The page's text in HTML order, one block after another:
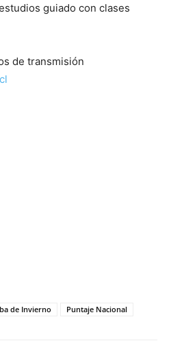
guiado con clases
de transmisión
de Invierno Puntaje Nacional